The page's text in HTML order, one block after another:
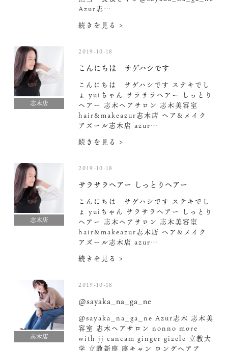
Azur志…
続きを見る >
志木店
2019-10-18
こんにちは サゲハシです
こんにちは サゲハシです ステキでし
ょ yuiちゃん サラサラヘアー しっとり
ヘアー 志木ヘアサロン 志木美容室
hair&makeazur志木店 ヘア&メイク
アズール志木店 azur…
続きを見る >
志木店
2019-10-18
サラサラヘアー しっとりヘアー
こんにちは サゲハシです ステキでし
ょ yuiちゃん サラサラヘアー しっとり
ヘアー 志木ヘアサロン 志木美容室
hair&makeazur志木店 ヘア&メイク
アズール志木店 azur…
続きを見る >
志木店
2019-10-18
@sayaka_na_ga_ne
@sayaka_na_ga_ne Azur志木 志木美
容室 志木ヘアサロン nonno more
with jj cancam ginger gizele 立教大
学 立教新座 座キャン ロングヘアア